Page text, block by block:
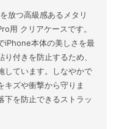
放つ高級感あるメタリ
用 クリアケースです。
iPhone本体の美しさを最
付きを防止するため、
しています。しなやかで
キズや衝撃から守りま
下を防止できるストラッ